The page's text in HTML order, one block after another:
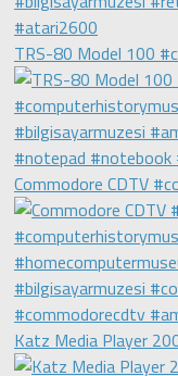
TRS-80 Model 100
Commodore CDTV
Katz Media Player